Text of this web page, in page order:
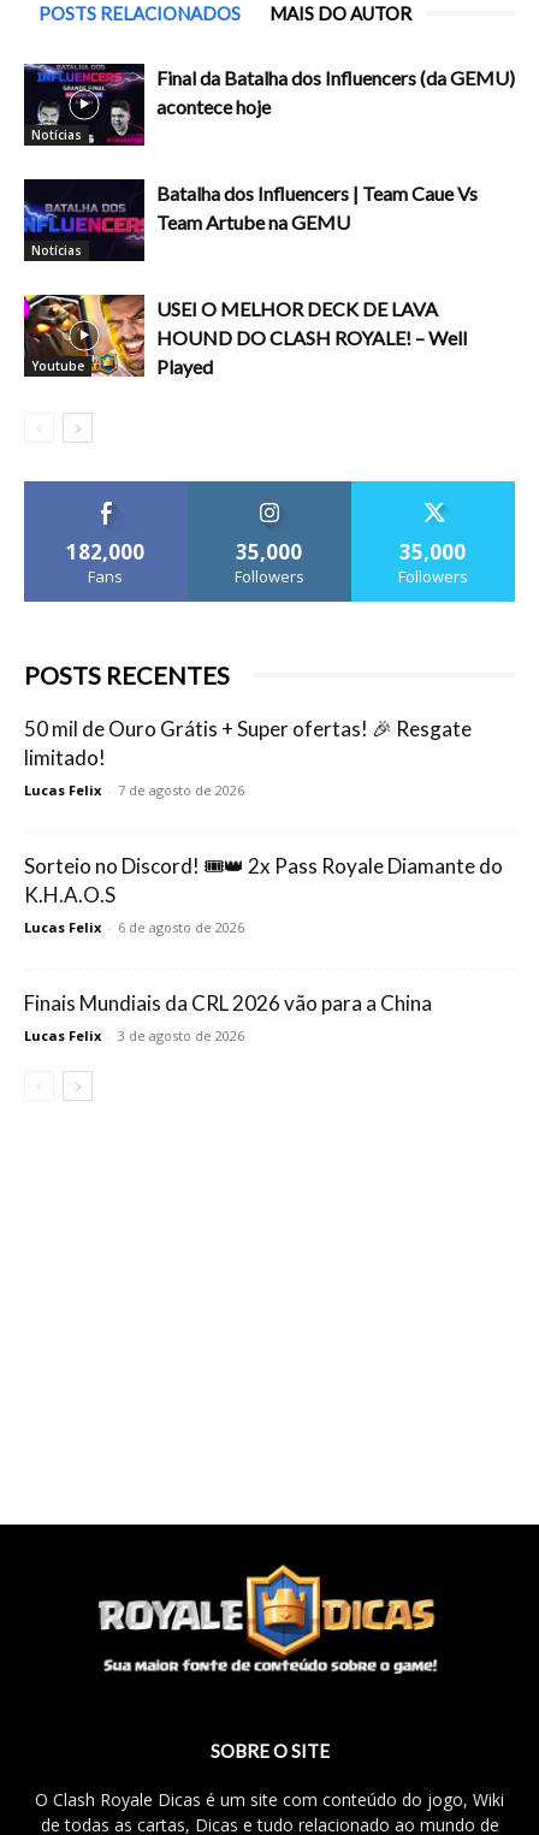
POSTS RELACIONADOS MAIS DO AUTOR
Notícias
Final da Batalha dos Influencers (da GEMU)
acontece hoje
Notícias
Batalha dos Influencers | Team Caue Vs
Team Artube na GEMU
Youtube
USEI O MELHOR DECK DE LAVA
HOUND DO CLASH ROYALE! – Well
Played
182,000
Fans
35,000
Followers
35,000
Followers
POSTS RECENTES
50 mil de Ouro Grátis + Super ofertas! 🎉 Resgate
limitado!
Lucas Felix - 7 de agosto de 2026
Sorteio no Discord! 🎟️👑 2x Pass Royale Diamante do
K.H.A.O.S
Lucas Felix - 6 de agosto de 2026
Finais Mundiais da CRL 2026 vão para a China
Lucas Felix - 3 de agosto de 2026
SOBRE O SITE
O Clash Royale Dicas é um site com conteúdo do jogo, Wiki
de todas as cartas, Dicas e tudo relacionado ao mundo de